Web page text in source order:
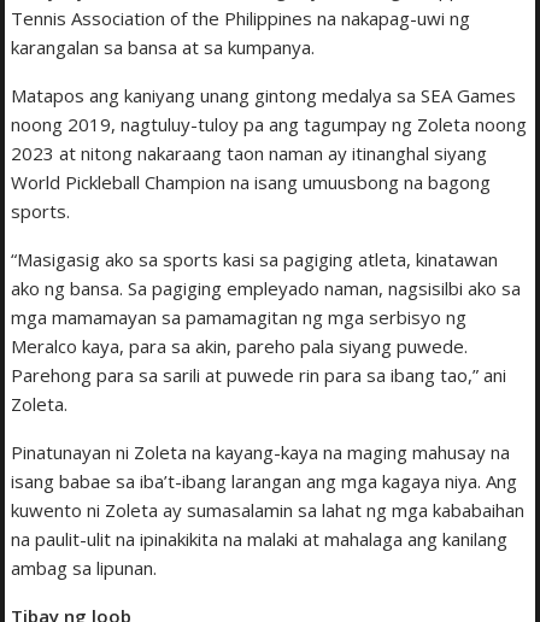
Tennis Association of the Philippines na nakapag-uwi ng
karangalan sa bansa at sa kumpanya.
Matapos ang kaniyang unang gintong medalya sa SEA Games
noong 2019, nagtuluy-tuloy pa ang tagumpay ng Zoleta noong
2023 at nitong nakaraang taon naman ay itinanghal siyang
World Pickleball Champion na isang umuusbong na bagong
sports.
“Masigasig ako sa sports kasi sa pagiging atleta, kinatawan
ako ng bansa. Sa pagiging empleyado naman, nagsisilbi ako sa
mga mamamayan sa pamamagitan ng mga serbisyo ng
Meralco kaya, para sa akin, pareho pala siyang puwede.
Parehong para sa sarili at puwede rin para sa ibang tao,” ani
Zoleta.
Pinatunayan ni Zoleta na kayang-kaya na maging mahusay na
isang babae sa iba’t-ibang larangan ang mga kagaya niya. Ang
kuwento ni Zoleta ay sumasalamin sa lahat ng mga kababaihan
na paulit-ulit na ipinakikita na malaki at mahalaga ang kanilang
ambag sa lipunan.
Tibay ng loob